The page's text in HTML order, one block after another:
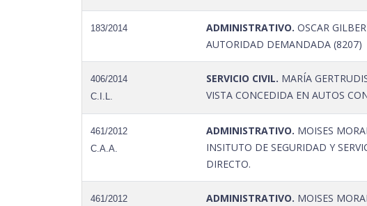
183/2014 ADMINISTRATIVO. OSCAR
AUTORIDAD DEMANDADA (8207)
406/2014
C.I.L.
SERVICIO CIVIL. MARÍA
VISTA CONCEDIDA EN AUTOS
461/2012
C.A.A.
ADMINISTRATIVO. MOISES
INSITUTO DE SEGURIDAD Y
DIRECTO.
461/2012
ADMINISTRATIVO. MOISES